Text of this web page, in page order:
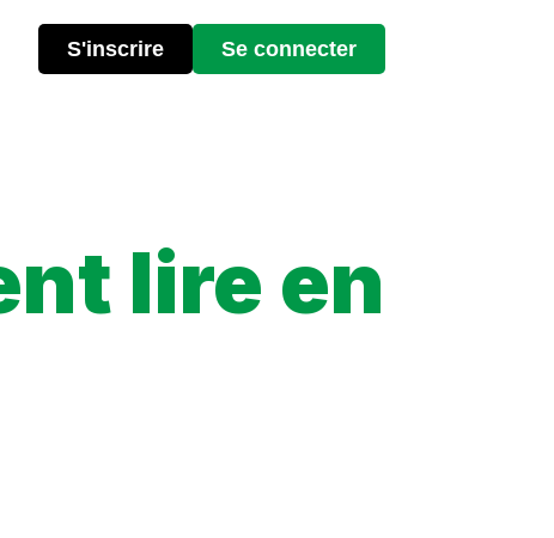
S'inscrire Se connecter
lire en
sont les options disponibles, et comment suivre votre